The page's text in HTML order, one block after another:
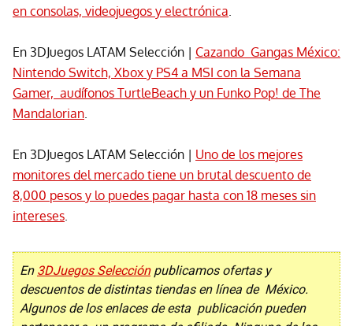
en consolas, videojuegos y electrónica.
En 3DJuegos LATAM Selección | Cazando Gangas México:
Nintendo Switch, Xbox y PS4 a MSI con la Semana
Gamer, audífonos TurtleBeach y un Funko Pop! de The
Mandalorian.
En 3DJuegos LATAM Selección | Uno de los mejores
monitores del mercado tiene un brutal descuento de
8,000 pesos y lo puedes pagar hasta con 18 meses sin
intereses.
En 3DJuegos Selecciónpublicamos ofertas y
descuentos de distintas tiendas en línea de México.
Algunos de los enlaces de esta publicación pueden